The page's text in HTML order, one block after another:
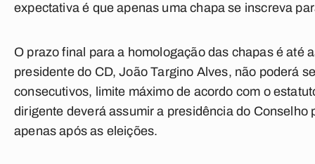
expectativa é que apenas uma chapa se inscreva
O prazo final para a homologação das chapas é até
presidente do CD,João Targino Alves, não poderá
consecutivos, limite máximo de acordo com o
dirigente deverá assumir a presidência do
apenas após as eleições.